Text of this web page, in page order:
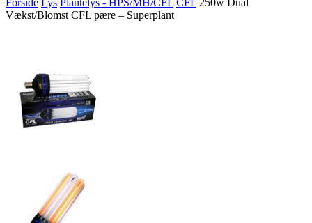
Forside Lys Plantelys - HPS/MH/CFL CFL 250w Dual
Vækst/Blomst CFL pære – Superplant